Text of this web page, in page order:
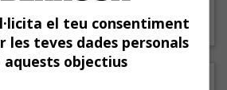
Carmen y Maríael teu consentiment
teves dades personals
aquests objectius